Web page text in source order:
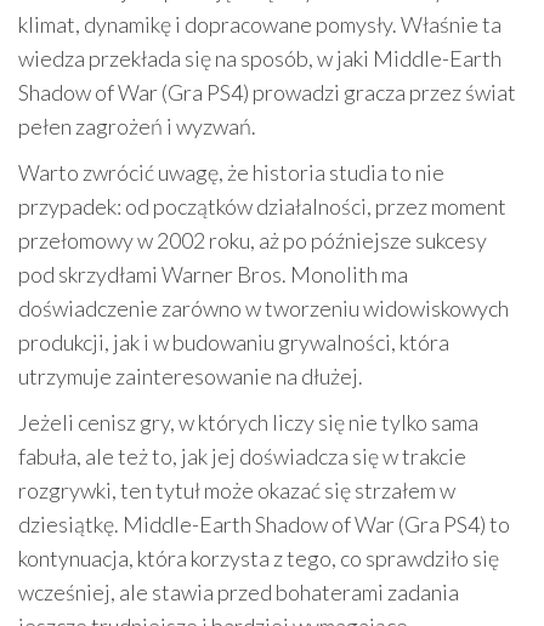
klimat, dynamikę i dopracowane pomysły. Właśnie ta
wiedza przekłada się na sposób, w jaki Middle-Earth
Shadow of War (Gra PS4) prowadzi gracza przez świat
pełen zagrożeń i wyzwań.
Warto zwrócić uwagę, że historia studia to nie
przypadek: od początków działalności, przez moment
przełomowy w 2002 roku, aż po późniejsze sukcesy
pod skrzydłami Warner Bros. Monolith ma
doświadczenie zarówno w tworzeniu widowiskowych
produkcji, jak i w budowaniu grywalności, która
utrzymuje zainteresowanie na dłużej.
Jeżeli cenisz gry, w których liczy się nie tylko sama
fabuła, ale też to, jak jej doświadcza się w trakcie
rozgrywki, ten tytuł może okazać się strzałem w
dziesiątkę. Middle-Earth Shadow of War (Gra PS4) to
kontynuacja, która korzysta z tego, co sprawdziło się
wcześniej, ale stawia przed bohaterami zadania